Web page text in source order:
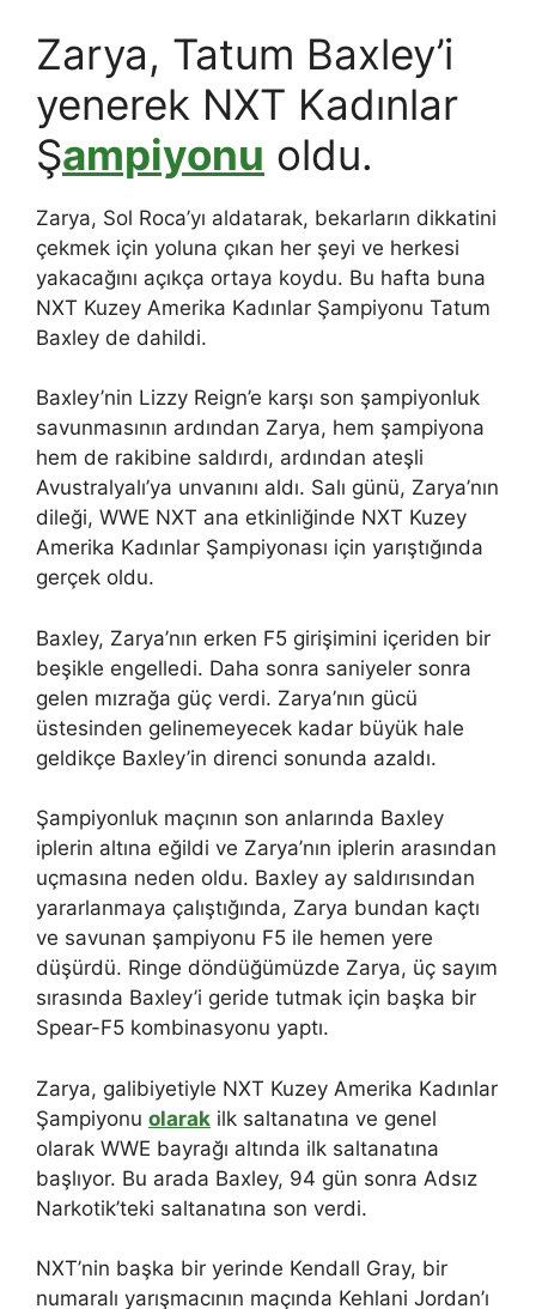
Zarya, Tatum Baxley’i
yenerek NXT Kadınlar
Şampiyonu oldu.
Zarya, Sol Roca’yı aldatarak, bekarların dikkatini
çekmek için yoluna çıkan her şeyi ve herkesi
yakacağını açıkça ortaya koydu. Bu hafta buna
NXT Kuzey Amerika Kadınlar Şampiyonu Tatum
Baxley de dahildi.
Baxley’nin Lizzy Reign’e karşı son şampiyonluk
savunmasının ardından Zarya, hem şampiyona
hem de rakibine saldırdı, ardından ateşli
Avustralyalı’ya unvanını aldı. Salı günü, Zarya’nın
dileği, WWE NXT ana etkinliğinde NXT Kuzey
Amerika Kadınlar Şampiyonası için yarıştığında
gerçek oldu.
Baxley, Zarya’nın erken F5 girişimini içeriden bir
beşikle engelledi. Daha sonra saniyeler sonra
gelen mızrağa güç verdi. Zarya’nın gücü
üstesinden gelinemeyecek kadar büyük hale
geldikçe Baxley’in direnci sonunda azaldı.
Şampiyonluk maçının son anlarında Baxley
iplerin altına eğildi ve Zarya’nın iplerin arasından
uçmasına neden oldu. Baxley ay saldırısından
yararlanmaya çalıştığında, Zarya bundan kaçtı
ve savunan şampiyonu F5 ile hemen yere
düşürdü. Ringe döndüğümüzde Zarya, üç sayım
sırasında Baxley’i geride tutmak için başka bir
Spear-F5 kombinasyonu yaptı.
Zarya, galibiyetiyle NXT Kuzey Amerika Kadınlar
Şampiyonu olarak ilk saltanatına ve genel
olarak WWE bayrağı altında ilk saltanatına
başlıyor. Bu arada Baxley, 94 gün sonra Adsız
Narkotik’teki saltanatına son verdi.
NXT’nin başka bir yerinde Kendall Gray, bir
numaralı yarışmacının maçında Kehlani Jordan’ı